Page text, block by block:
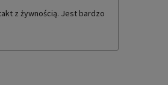
z żywnością. Jest bardzo